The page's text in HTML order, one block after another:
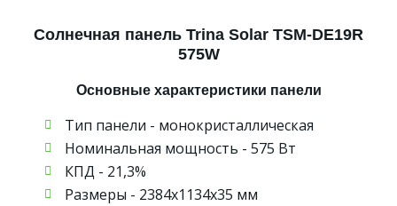
Солнечная панель Trina Solar TSM-DE19R
575W
Основные характеристики панели
Тип панели - монокристаллическая
Номинальная мощность - 575 Вт
КПД - 21,3%
Размеры - 2384х1134х35 мм